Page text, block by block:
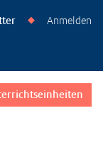
◆ Anmelden